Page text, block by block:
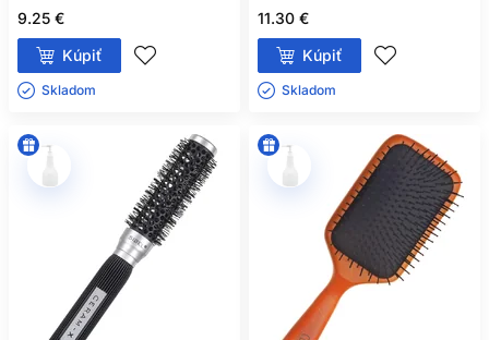
9.25 €
Kúpiť
Skladom ㅤ
11.30 €
Kúpiť
Skladom ㅤ